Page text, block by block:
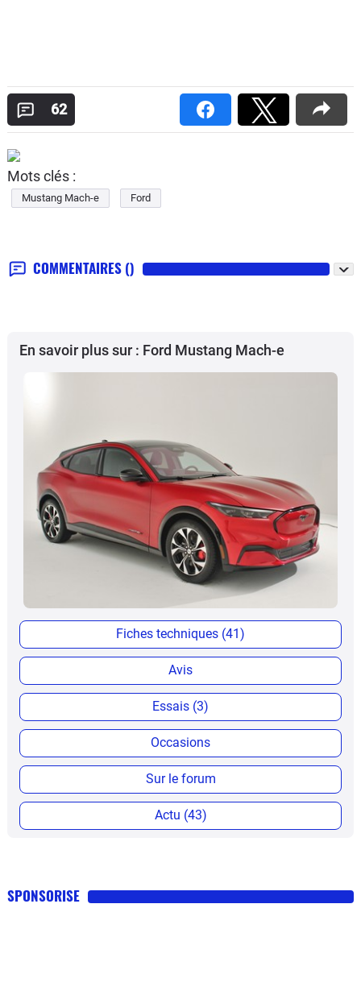
62
Mots clés :
Mustang Mach-e Ford
COMMENTAIRES ()
En savoir plus sur : Ford Mustang Mach-e
Fiches techniques (41)
Avis
Essais (3)
Occasions
Sur le forum
Actu (43)
SPONSORISE